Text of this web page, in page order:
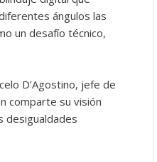
ángulos las
un desafío técnico,
D’Agostino, jefe de
comparte su visión
desigualdades